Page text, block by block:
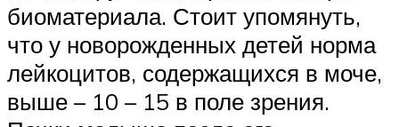
биоматериала. Стоит упомянуть,
что у новорожденных детей норма
лейкоцитов, содержащихся в моче,
выше – 10 – 15 в поле зрения.